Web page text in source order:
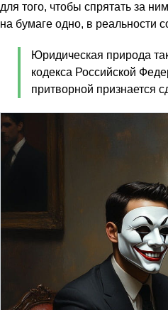
для того, чтобы спрятать за
на бумаге одно, в реальности
Юридическая природа
кодекса Российской
притворной признается